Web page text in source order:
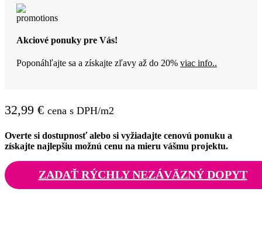
Akciové ponuky pre Vás!
Poponáhľajte sa a získajte zľavy až do 20% viac info..
32,99 € cena s DPH/m2
Overte si dostupnosť alebo si vyžiadajte cenovú ponuku a
získajte najlepšiu možnú cenu na mieru vášmu projektu.
ZADAŤ RÝCHLY NEZÁVÄZNÝ DOPYT